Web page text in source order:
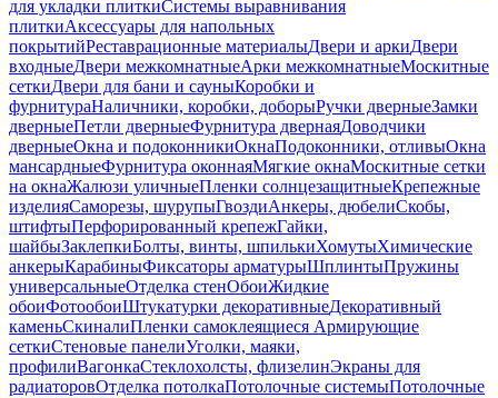
для укладки плиткиСистемы выравнивания
плиткиАксессуары для напольных
покрытийРеставрационные материалыДвери и аркиДвери
входныеДвери межкомнатныеАрки межкомнатныеМоскитные
сеткиДвери для бани и сауныКоробки и
фурнитураНаличники, коробки, доборыРучки дверныеЗамки
дверныеПетли дверныеФурнитура двернаяДоводчики
дверныеОкна и подоконникиОкнаПодоконники, отливыОкна
мансардныеФурнитура оконнаяМягкие окнаМоскитные сетки
на окнаЖалюзи уличныеПленки солнцезащитныеКрепежные
изделияСаморезы, шурупыГвоздиАнкеры, дюбелиСкобы,
штифтыПерфорированный крепежГайки,
шайбыЗаклепкиБолты, винты, шпилькиХомутыХимические
анкерыКарабиныФиксаторы арматурыШплинтыПружины
универсальныеОтделка стенОбоиЖидкие
обоиФотообоиШтукатурки декоративныеДекоративный
каменьСкиналиПленки самоклеящиеся Армирующие
сеткиСтеновые панелиУголки, маяки,
профилиВагонкаСтеклохолсты, флизелинЭкраны для
радиаторовОтделка потолкаПотолочные системыПотолочные